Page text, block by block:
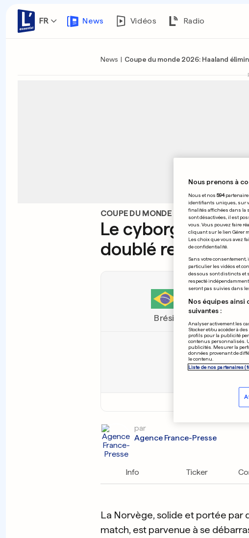
FR News Vidéos Radio
News | Coupe du monde 2026: Haaland
COUPE DU MONDE 2026
Le cyborg
doublé retentissant
Brésil
Tous
par
Agence France-Presse
Info Ticker
La Norvège, solide et portée par
match, est parvenue à se
Nous prenons à
Nous et nos 594
identifiants uniques, sur
finalités affichées dans la
sont désactivées, il est
vous. Vous pouvez faire
cliquant sur le lien Gérer
Les choix que vous avez
de confidentialité.
Sans votre
particulier les vidéos et
dessous sont distincts et
respecté
seront pas suivies dans
Nos équipes ainsi
suivantes :
Analyser activement les
Stocker et/ou accéder à
profils pour la publicité
contenus personnalisés.
publicités. Mesurer la
données provenant de
le contenu.
Liste de nos partenaires